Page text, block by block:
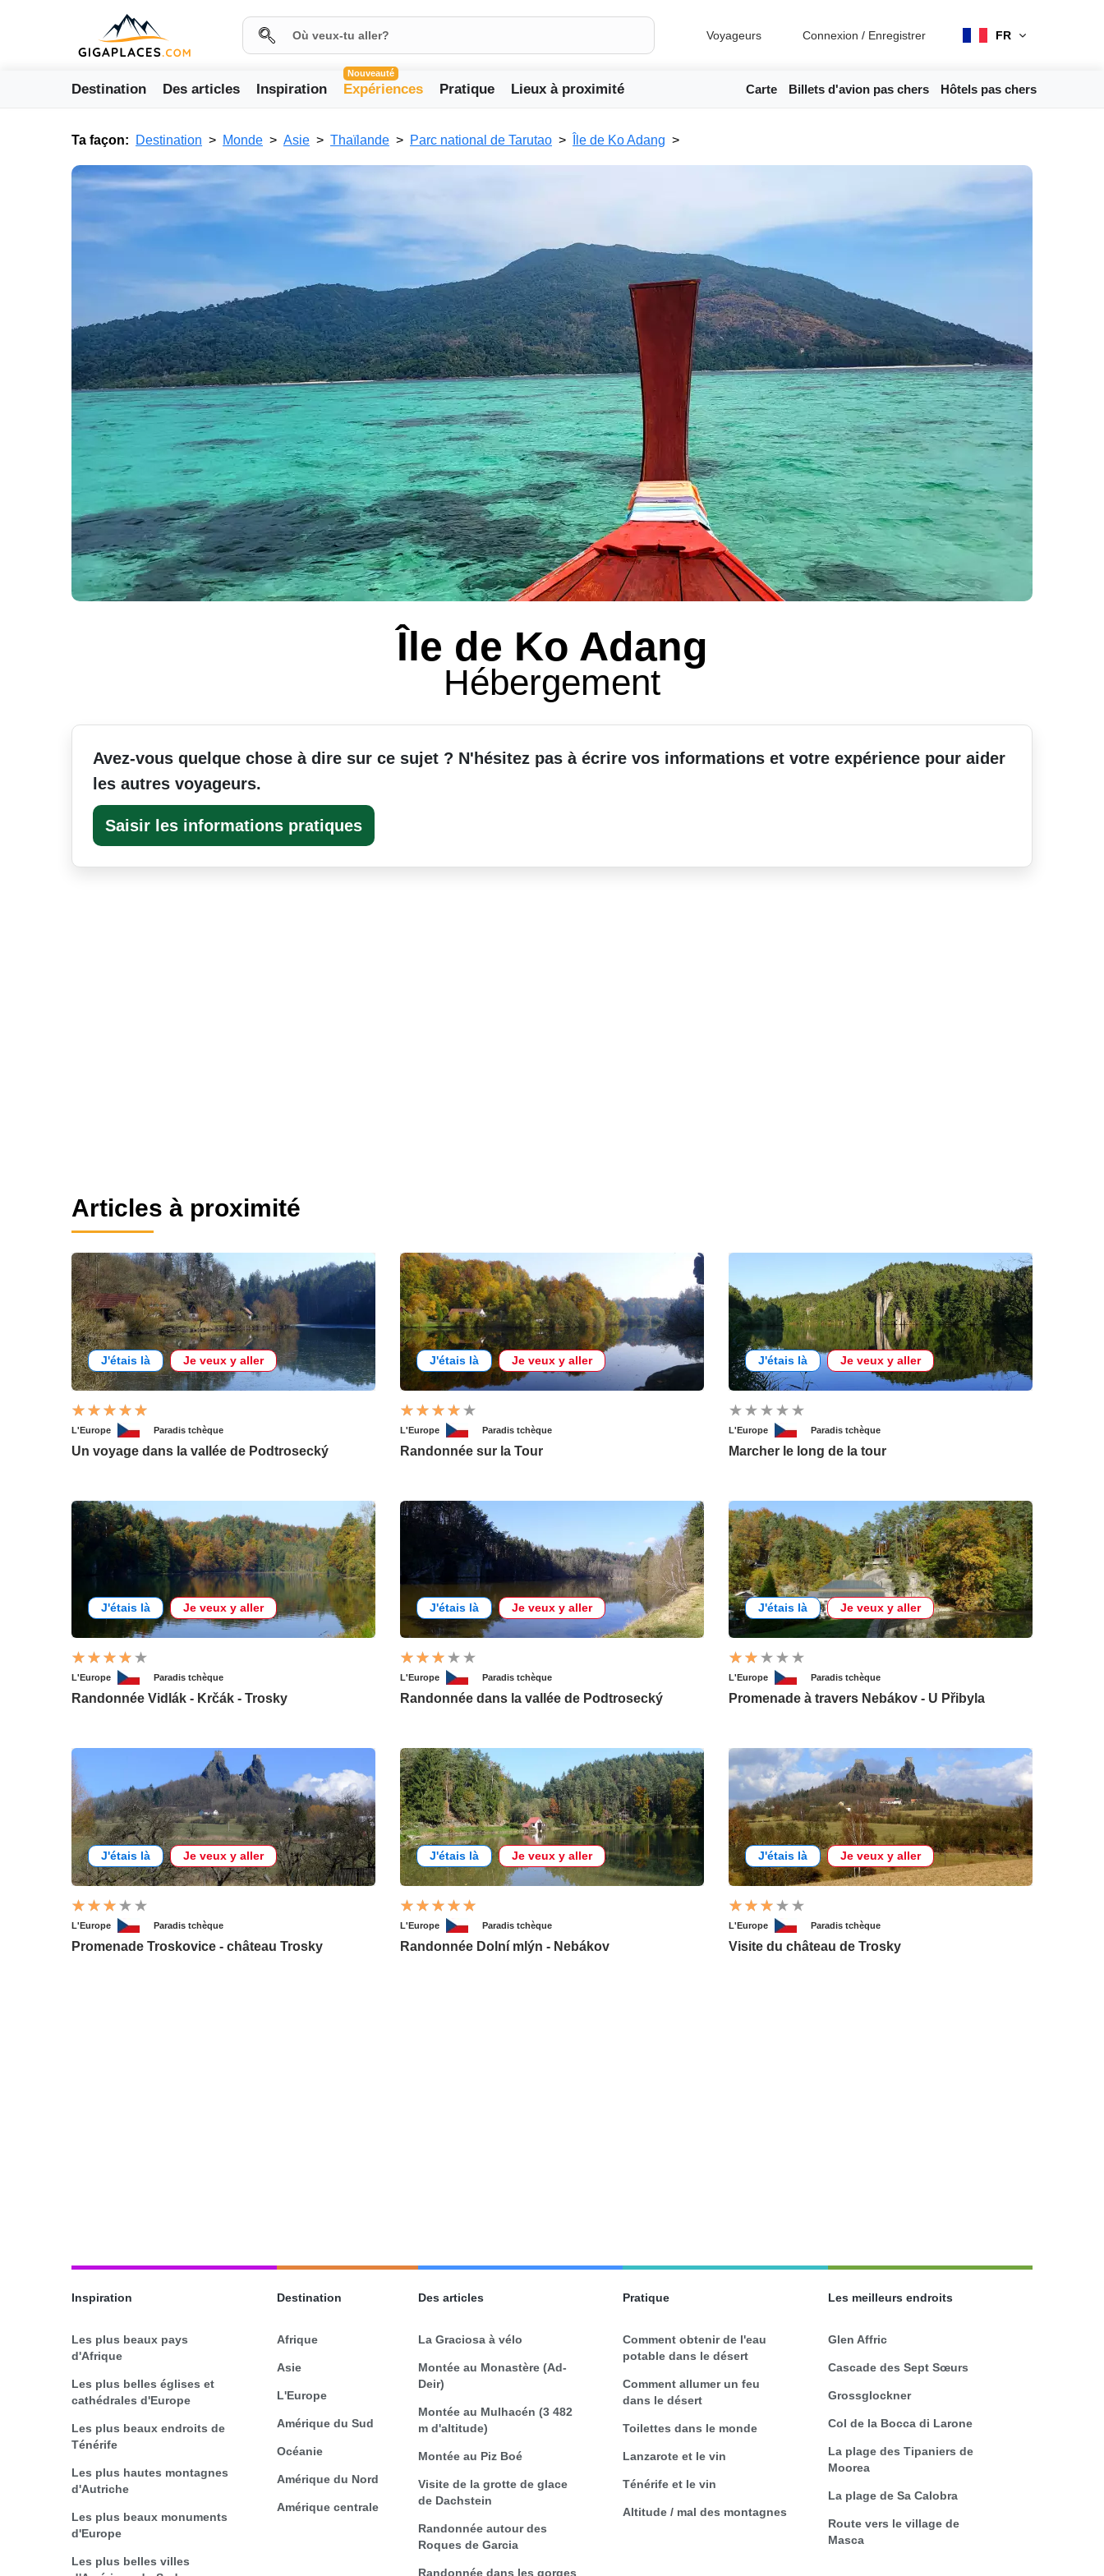
Voyageurs Connexion / Enregistrer FR
Destination Des articles Inspiration
Nouveauté
Expériences Pratique Lieux à proximité Carte Billets d'avion pas chers Hôtels pas chers
Ta façon: Destination Monde Asie Thaïlande Parc national de Tarutao Île de Ko Adang
Île de Ko Adang
Hébergement
Avez-vous quelque chose à dire sur ce sujet ? N'hésitez pas à écrire vos informations et votre expérience pour aider
les autres voyageurs.
Saisir les informations pratiques
Articles à proximité
J'étais là Je veux y aller
L'Europe Paradis tchèque
Un voyage dans la vallée de Podtrosecký
J'étais là Je veux y aller
L'Europe Paradis tchèque
Randonnée sur la Tour
J'étais là Je veux y aller
L'Europe Paradis tchèque
Marcher le long de la tour
J'étais là Je veux y aller
L'Europe Paradis tchèque
Randonnée Vidlák - Krčák - Trosky
J'étais là Je veux y aller
L'Europe Paradis tchèque
Randonnée dans la vallée de Podtrosecký
J'étais là Je veux y aller
L'Europe Paradis tchèque
Promenade à travers Nebákov - U Přibyla
J'étais là Je veux y aller
L'Europe Paradis tchèque
Promenade Troskovice - château Trosky
J'étais là Je veux y aller
L'Europe Paradis tchèque
Randonnée Dolní mlýn - Nebákov
J'étais là Je veux y aller
L'Europe Paradis tchèque
Visite du château de Trosky
Inspiration
Les plus beaux pays
d'Afrique
Les plus belles églises et
cathédrales d'Europe
Les plus beaux endroits de
Ténérife
Les plus hautes montagnes
d'Autriche
Les plus beaux monuments
d'Europe
Les plus belles villes
Destination
Afrique
Asie
L'Europe
Amérique du Sud
Océanie
Amérique du Nord
Amérique centrale
Des articles
La Graciosa à vélo
Montée au Monastère (Ad-
Deir)
Montée au Mulhacén (3 482
m d'altitude)
Montée au Piz Boé
Visite de la grotte de glace
de Dachstein
Randonnée autour des
Roques de Garcia
Randonnée dans les gorges
Pratique
Comment obtenir de l'eau
potable dans le désert
Comment allumer un feu
dans le désert
Toilettes dans le monde
Lanzarote et le vin
Ténérife et le vin
Altitude / mal des montagnes
Les meilleurs endroits
Glen Affric
Cascade des Sept Sœurs
Grossglockner
Col de la Bocca di Larone
La plage des Tipaniers de
Moorea
La plage de Sa Calobra
Route vers le village de
Masca